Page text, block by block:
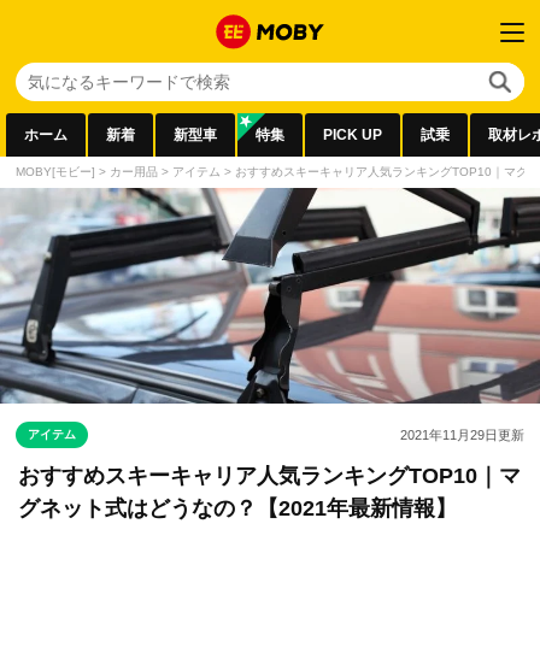
ホーム 新着 新型車 特集 PICK UP 試乗 取材レ
MOBY[モビー] > カー用品 > アイテム > おすすめスキーキャリア人気ランキングTOP10｜マグ
アイテム 2021年11月29日更新
おすすめスキーキャリア人気ランキングTOP10｜マ
グネット式はどうなの？【2021年最新情報】